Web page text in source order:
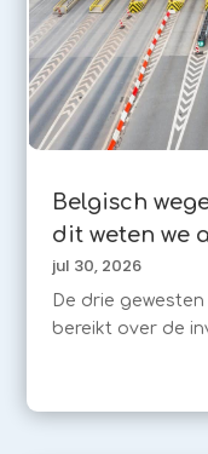
Belgisch
dit weten we
jul 30, 2026
De drie
bereikt over de